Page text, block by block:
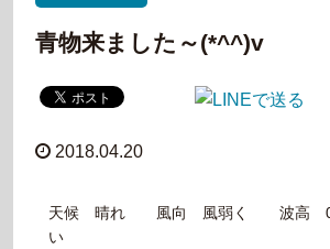
青物来ました～(*^^)v
2018.04.20
天候 晴れ 風向 風弱く 波高
い